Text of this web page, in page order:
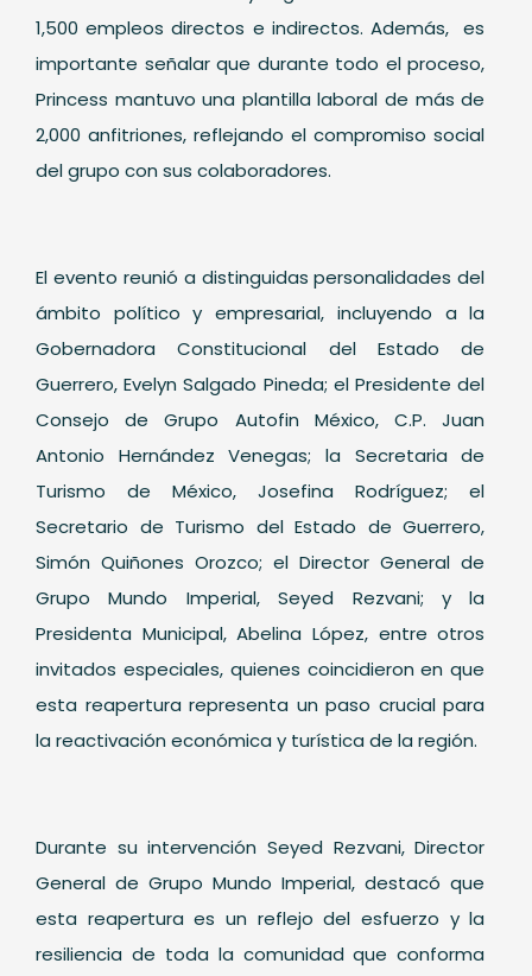
1,500 empleos directos e indirectos. Además, es
importante señalar que durante todo el proceso,
Princess mantuvo una plantilla laboral de más de
2,000 anfitriones, reflejando el compromiso social
del grupo con sus colaboradores.
El evento reunió a distinguidas personalidades del
ámbito político y empresarial, incluyendo a la
Gobernadora Constitucional del Estado de
Guerrero, Evelyn Salgado Pineda; el Presidente del
Consejo de Grupo Autofin México, C.P. Juan
Antonio Hernández Venegas; la Secretaria de
Turismo de México, Josefina Rodríguez; el
Secretario de Turismo del Estado de Guerrero,
Simón Quiñones Orozco; el Director General de
Grupo Mundo Imperial, Seyed Rezvani; y la
Presidenta Municipal, Abelina López, entre otros
invitados especiales, quienes coincidieron en que
esta reapertura representa un paso crucial para
la reactivación económica y turística de la región.
Durante su intervención Seyed Rezvani, Director
General de Grupo Mundo Imperial, destacó que
esta reapertura es un reflejo del esfuerzo y la
resiliencia de toda la comunidad que conforma